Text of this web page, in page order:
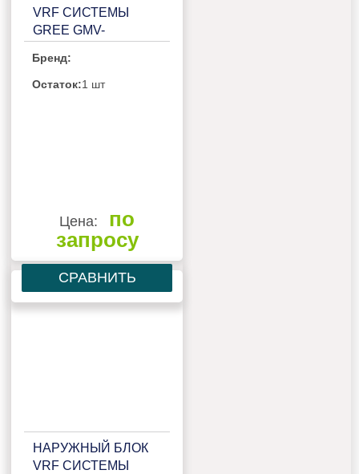
VRF СИСТЕМЫ
GREE GMV-
Бренд:
Остаток:1 шт
Цена:
по
запросу
СРАВНИТЬ
НАРУЖНЫЙ БЛОК
VRF СИСТЕМЫ